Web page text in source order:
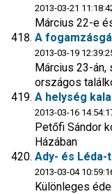
2013-03-21
Március 22-e
A
2013-03-19
Március 23-
országos
A helység
2013-03-16
Petőfi Sándor
Házában
Ady- és
2013-03-04
Különleges